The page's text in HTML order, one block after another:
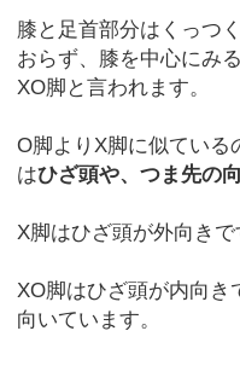
膝と足首部分はくっつ
おらず、膝を中心にみ
XO脚と言われます。
O脚よりX脚に似ている
はひざ頭や、つま先の
X脚はひざ頭が外向きで
XO脚はひざ頭が内向き
向いています。